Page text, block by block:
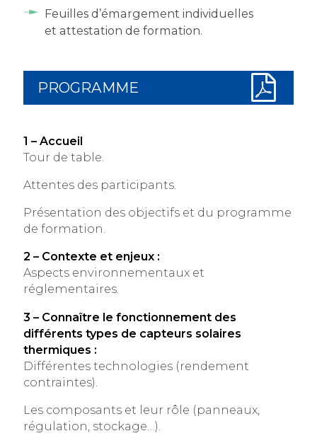
Feuilles d’émargement individuelles
et attestation de formation.
PROGRAMME
1 – Accueil
Tour de table.
Attentes des participants.
Présentation des objectifs et du programme
de formation.
2 – Contexte et enjeux :
Aspects environnementaux et
réglementaires.
3 – Connaître le fonctionnement des
différents types de capteurs solaires
thermiques :
Différentes technologies (rendement
contraintes).
Les composants et leur rôle (panneaux,
régulation, stockage…).